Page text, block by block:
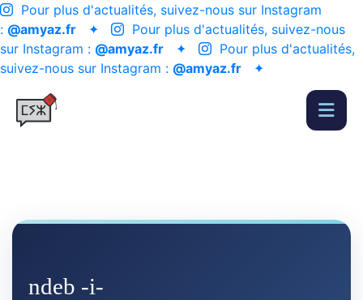
Pour plus d'actualités, suivez-nous sur Instagram
: @amyaz.fr ✦
Pour plus d'actualités, suivez-nous
sur Instagram : @amyaz.fr ✦
Pour plus d'actualités,
suivez-nous sur Instagram : @amyaz.fr ✦
ndeb -i-